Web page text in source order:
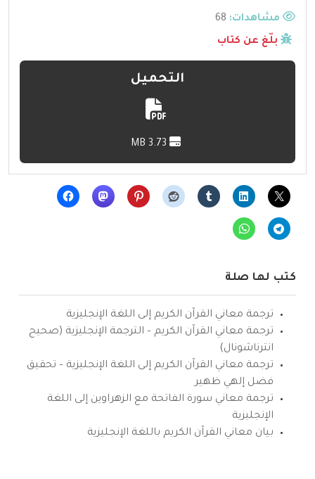
مشاهدات:
بلّغ عن كتاب
التحميل
كتب لها صلة
ترجمة معاني القرآن الكريم إلى اللغة الإنجليزية
ترجمة معاني القرآن الكريم – الترجمة الإنجليزية (صحيح
انترناشونال)
ترجمة معاني القرآن الكريم إلى اللغة الإنجليزية – تحقيق
فضل إلهي ظهير
ترجمة معاني سورة الفاتحة مع الزهراوين إلى اللغة
الإنجليزية
بيان معاني القرآن الكريم باللغة الإنجليزية